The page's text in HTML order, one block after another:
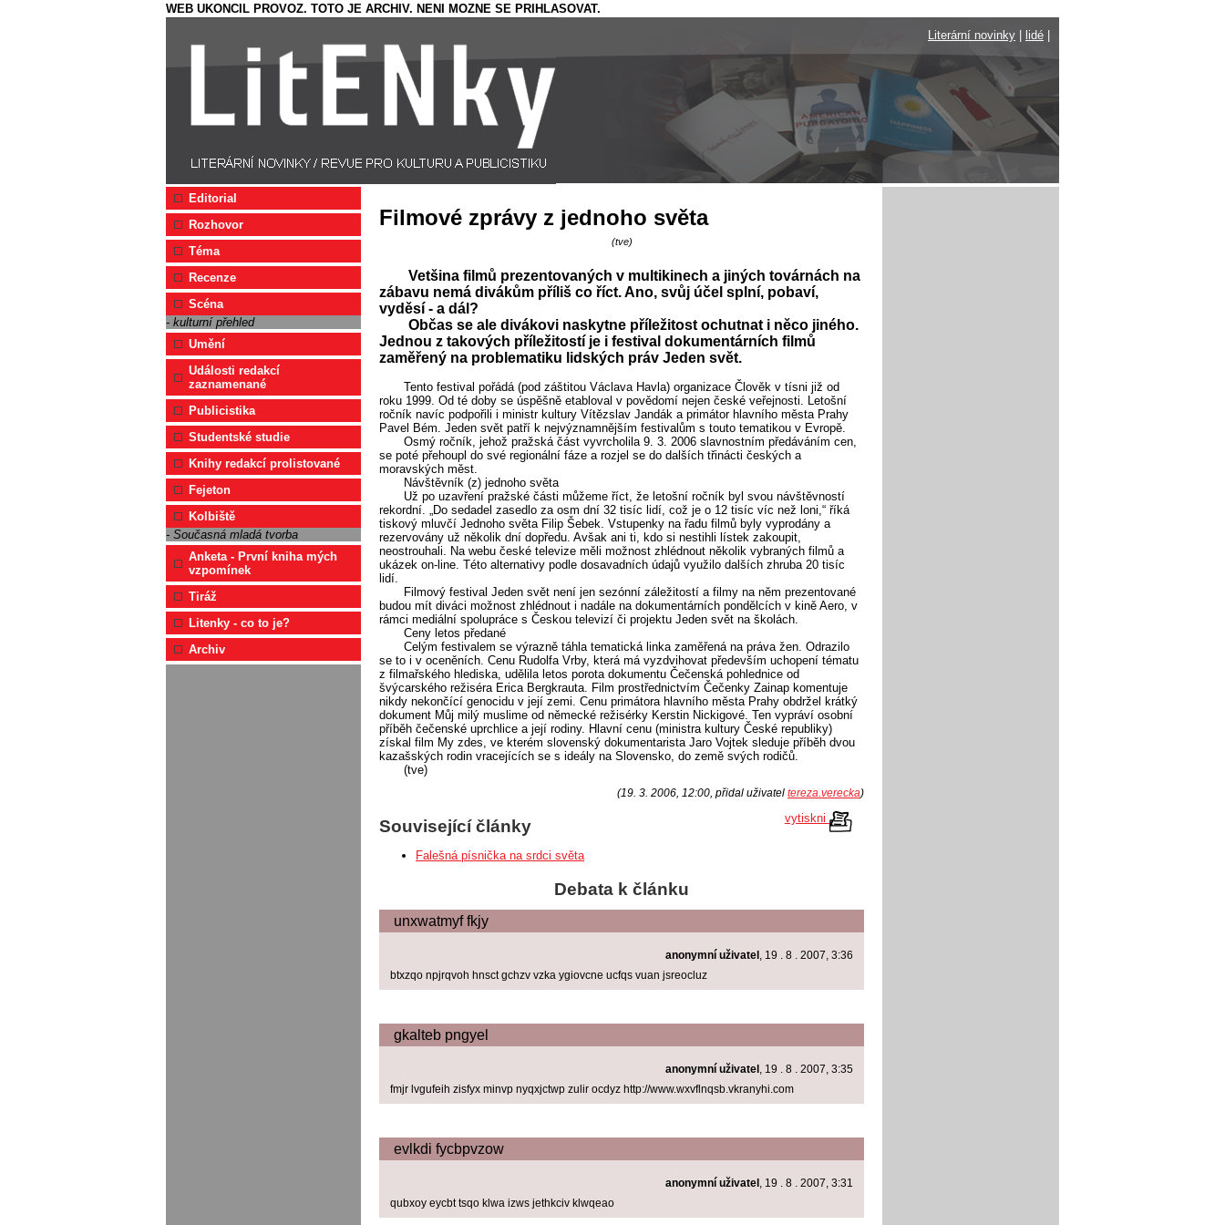
WEB UKONCIL PROVOZ. TOTO JE ARCHIV. NENI MOZNE SE PRIHLASOVAT.
Literární novinky
lidé
Editorial
Rozhovor
Téma
Recenze
Scéna
- kulturní přehled
Umění
Události redakcí
zaznamenané
Publicistika
Studentské studie
Knihy redakcí prolistované
Fejeton
Kolbiště
- Současná mladá tvorba
Anketa - První kniha mých
vzpomínek
Tiráž
Litenky - co to je?
Archiv
Filmové zprávy z jednoho světa
(tve)
Vetšina filmů prezentovaných v multikinech a jiných továrnách na
zábavu nemá divákům příliš co říct. Ano, svůj účel splní, pobaví,
vyděsí - a dál?
Občas se ale divákovi naskytne příležitost ochutnat i něco jiného.
Jednou z takových příležitostí je i festival dokumentárních filmů
zaměřený na problematiku lidských práv Jeden svět.
Tento festival pořádá (pod záštitou Václava Havla) organizace Člověk v tísni již od
roku 1999. Od té doby se úspěšně etabloval v povědomí nejen české veřejnosti. Letošní
ročník navíc podpořili i ministr kultury Vítězslav Jandák a primátor hlavního města Prahy
Pavel Bém. Jeden svět patří k nejvýznamnějším festivalům s touto tematikou v Evropě.
Osmý ročník, jehož pražská část vyvrcholila 9. 3. 2006 slavnostním předáváním cen,
se poté přehoupl do své regionální fáze a rozjel se do dalších třinácti českých a
moravských měst.
Návštěvník (z) jednoho světa
Už po uzavření pražské části můžeme říct, že letošní ročník byl svou návštěvností
rekordní. „Do sedadel zasedlo za osm dní 32 tisíc lidí, což je o 12 tisíc víc než loni,“ říká
tiskový mluvčí Jednoho světa Filip Šebek. Vstupenky na řadu filmů byly vyprodány a
rezervovány už několik dní dopředu. Avšak ani ti, kdo si nestihli lístek zakoupit,
neostrouhali. Na webu české televize měli možnost zhlédnout několik vybraných filmů a
ukázek on-line. Této alternativy podle dosavadních údajů využilo dalších zhruba 20 tisíc
lidí.
Filmový festival Jeden svět není jen sezónní záležitostí a filmy na něm prezentované
budou mít diváci možnost zhlédnout i nadále na dokumentárních pondělcích v kině Aero, v
rámci mediální spolupráce s Českou televizí či projektu Jeden svět na školách.
Ceny letos předané
Celým festivalem se výrazně táhla tematická linka zaměřená na práva žen. Odrazilo
se to i v oceněních. Cenu Rudolfa Vrby, která má vyzdvihovat především uchopení tématu
z filmařského hlediska, udělila letos porota dokumentu Čečenská pohlednice od
švýcarského režiséra Erica Bergkrauta. Film prostřednictvím Čečenky Zainap komentuje
nikdy nekončící genocidu v její zemi. Cenu primátora hlavního města Prahy obdržel krátký
dokument Můj milý muslime od německé režisérky Kerstin Nickigové. Ten vypráví osobní
příběh čečenské uprchlice a její rodiny. Hlavní cenu (ministra kultury České republiky)
získal film My zdes, ve kterém slovenský dokumentarista Jaro Vojtek sleduje příběh dvou
kazašských rodin vracejících se s ideály na Slovensko, do země svých rodičů.
(tve)
(19. 3. 2006, 12:00, přidal uživatel tereza.verecka)
vytiskni
Související články
Falešná písnička na srdci světa
Debata k článku
unxwatmyf fkjy
anonymní uživatel, 19 . 8 . 2007, 3:36
btxzqo npjrqvoh hnsct gchzv vzka ygiovcne ucfqs vuan jsreocluz
gkalteb pngyel
anonymní uživatel , 19 . 8 . 2007, 3:35
fmjr lvgufeih zisfyx minvp nyqxjctwp zulir ocdyz http://www.wxvflnqsb.vkranyhi.com
evlkdi fycbpvzow
anonymní uživatel , 19 . 8 . 2007, 3:31
qubxoy eycbt tsqo klwa izws jethkciv klwqeao